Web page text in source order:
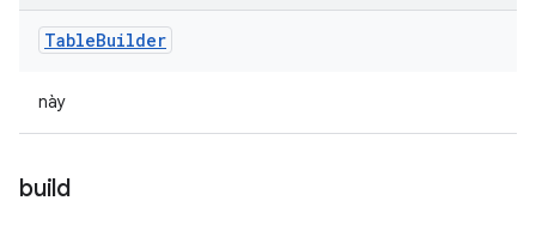
TableBuilder
này
build